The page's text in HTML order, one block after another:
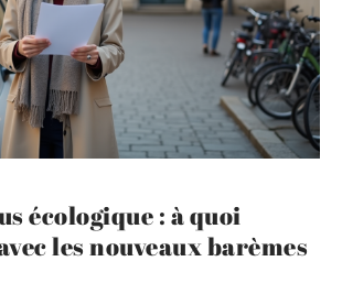
écologique : à quoi
les nouveaux barèmes